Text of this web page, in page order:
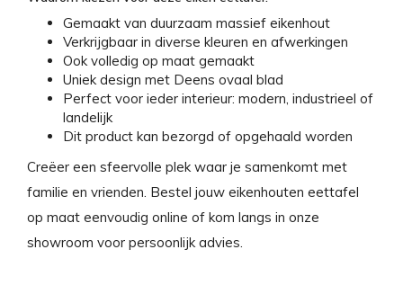
Gemaakt van duurzaam massief eikenhout
Verkrijgbaar in diverse kleuren en afwerkingen
Ook volledig op maat gemaakt
Uniek design met Deens ovaal blad
Perfect voor ieder interieur: modern, industrieel of
landelijk
Dit product kan bezorgd of opgehaald worden
Creëer een sfeervolle plek waar je samenkomt met
familie en vrienden. Bestel jouw eikenhouten eettafel
op maat eenvoudig online of kom langs in onze
showroom voor persoonlijk advies.